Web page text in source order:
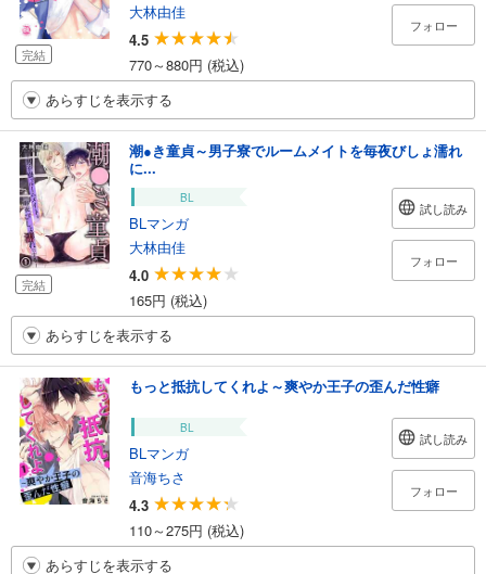
完結
大林由佳
4.5
770～880円 (税込)
フォロー
あらすじを表示する
完結
潮●き童貞～男子寮でルームメイトを毎夜びしょ濡れ
に...
BL
BLマンガ
大林由佳
4.0
165円 (税込)
試し読み
フォロー
あらすじを表示する
もっと抵抗してくれよ～爽やか王子の歪んだ性癖
BL
BLマンガ
音海ちさ
4.3
110～275円 (税込)
試し読み
フォロー
あらすじを表示する